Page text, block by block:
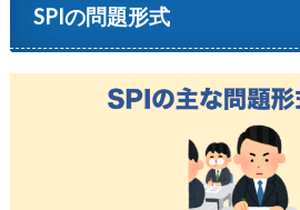
SPIの問題形式